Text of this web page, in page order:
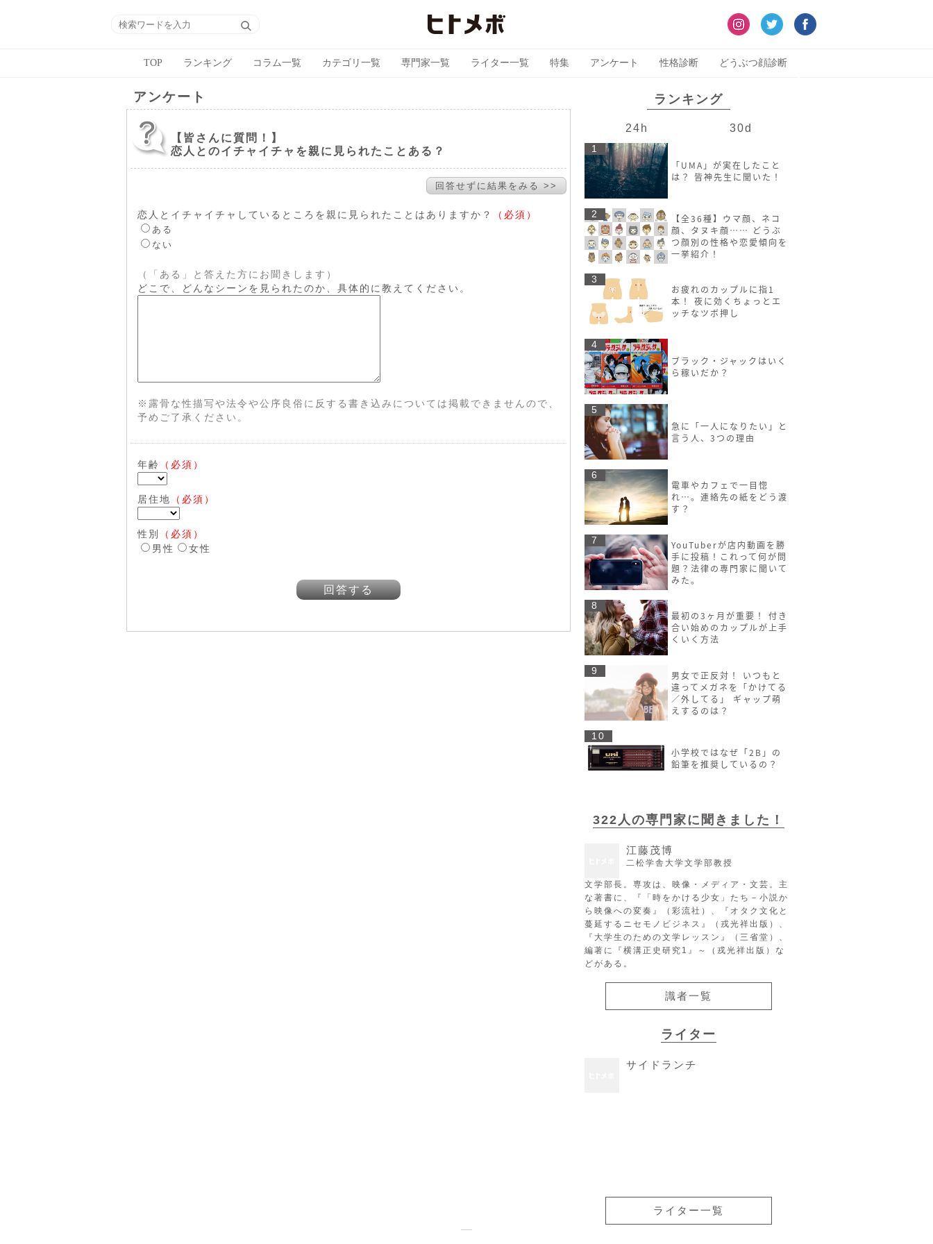
TOP ランキング コラム一覧 カテゴリ一覧 専門家一覧 ライター一覧 特集 アンケート 性格診断 どうぶつ顔診断
アンケート
【皆さんに質問！】
恋人とのイチャイチャを親に見られたことある？
回答せずに結果をみる >>
恋人とイチャイチャしているところを親に見られたことはありますか？ （必須）
ある
ない
（「ある」と答えた方にお聞きします）
どこで、どんなシーンを見られたのか、具体的に教えてください。
※露骨な性描写や法令や公序良俗に反する書き込みについては掲載できませんので、
予めご了承ください。
年齢 （必須）
居住地 （必須）
性別
（必須）
男性
女性
回答する
ランキング
24h 30d
1
「UMA」が実在したこと
は？ 皆神先生に聞いた！
2
【全36種】ウマ顔、ネコ
顔、タヌキ顔…… どうぶ
つ顔別の性格や恋愛傾向を
一挙紹介！
3
お疲れのカップルに指1
本！ 夜に効くちょっとエ
ッチなツボ押し
4
ブラック・ジャックはいく
ら稼いだか？
5
急に「一人になりたい」と
言う人、3つの理由
6
電車やカフェで一目惚
れ…。連絡先の紙をどう渡
す？
7
YouTuberが店内動画を勝
手に投稿！これって何が問
題？法律の専門家に聞いて
みた。
8
最初の3ヶ月が重要！ 付き
合い始めのカップルが上手
くいく方法
9
男女で正反対！ いつもと
違ってメガネを「かけてる
／外してる」 ギャップ萌
えするのは？
10
小学校ではなぜ「2B」の
鉛筆を推奨しているの？
322人の専門家に聞きました！
江藤茂博
二松学舎大学文学部教授
文学部長。専攻は、映像・メディア・文芸。主
な著書に、『「時をかける少女」たち－小説か
ら映像への変奏』（彩流社）、『オタク文化と
蔓延するニセモノビジネス』（戎光祥出版）、
『大学生のための文学レッスン』（三省堂）、
編著に『横溝正史研究1』～（戎光祥出版）な
どがある。
識者一覧
ライター
サイドランチ
ライター一覧